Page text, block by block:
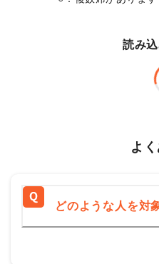
読み
よ
どのような人を対